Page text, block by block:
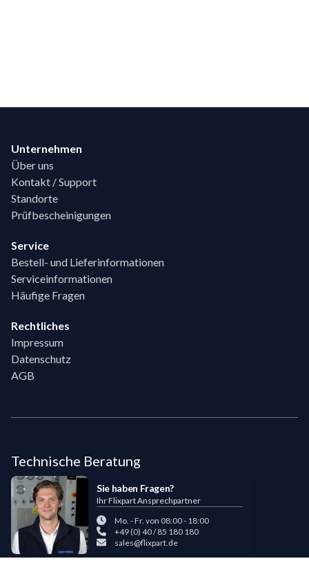
Unternehmen
Über uns
Kontakt / Support
Standorte
Prüfbescheinigungen
Service
Bestell- und Lieferinformationen
Serviceinformationen
Häufige Fragen
Rechtliches
Impressum
Datenschutz
AGB
Technische Beratung
Sie haben Fragen?
Ihr Flixpart Ansprechpartner
Mo. - Fr. von 08:00 - 18:00
+49 (0) 40 / 85 180 180
sales@flixpart.de